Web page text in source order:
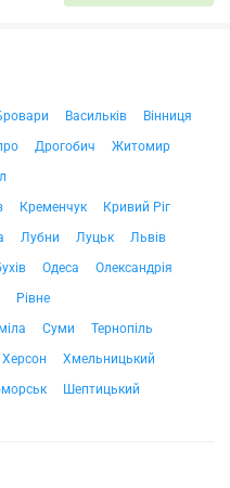
Васильків
Вінниця
Дрогобич
Житомир
Кременчук
Кривий Ріг
Лубни Луцьк
Львів
Одеса
Олександрія
Рівне
Суми
Тернопіль
Херсон
Хмельницький
Шептицький